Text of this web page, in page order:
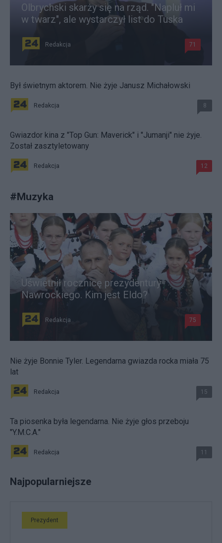
Olbrychski skarży się na rząd. "Napluł mi
w twarz", ale wystarczył list do Tuska
Redakcja 71
Był świetnym aktorem. Nie żyje Janusz Michałowski
Redakcja 8
Gwiazdor kina z "Top Gun: Maverick" i "Jumanji" nie żyje.
Został zasztyletowany
Redakcja 12
#Muzyka
Uświetnił rocznicę prezydentury
Nawrockiego. Kim jest Eldo?
Redakcja 75
Nie żyje Bonnie Tyler. Legendarna gwiazda rocka miała 75
lat
Redakcja 15
Ta piosenka była legendarna. Nie żyje głos przeboju
"Y.M.C.A."
Redakcja 11
Najpopularniejsze
Prezydent